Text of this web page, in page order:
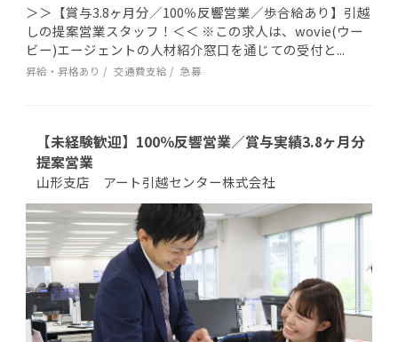
＞＞【賞与3.8ヶ月分／100％反響営業／歩合給あり】引越
しの提案営業スタッフ！＜＜ ※この求人は、wovie(ウー
ビー)エージェントの人材紹介窓口を通じての受付と...
昇給・昇格あり 交通費支給 急募
【未経験歓迎】100％反響営業／賞与実績3.8ヶ月分
提案営業
山形支店 アート引越センター株式会社